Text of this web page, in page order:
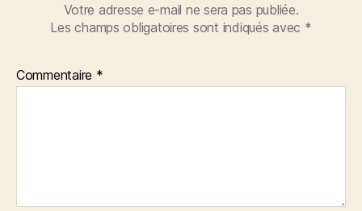
Votre adresse e-mail ne sera pas publiée.
Les champs obligatoires sont indiqués avec *
Commentaire *